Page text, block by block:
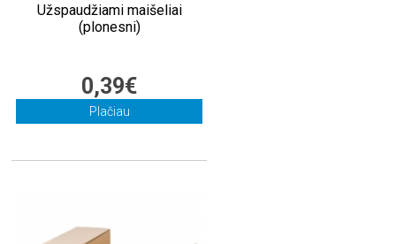
Užspaudžiami maišeliai
(plonesni)
0,39€
Plačiau